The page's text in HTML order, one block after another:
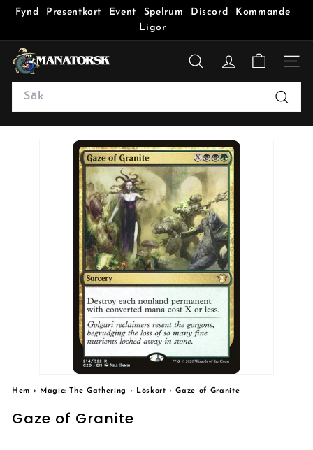
Fynd Presentkort Event Spelrum Discord
Kommande
Ligor
M
a
a
t
SÖK
Search
Sök
Hem › Magic: The Gathering › Löskort › Gaze of Granite
Gaze of Granite